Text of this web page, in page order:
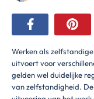
Werken als
uitvoert voor
gelden wel duidelijke
van zelfstandigheid.